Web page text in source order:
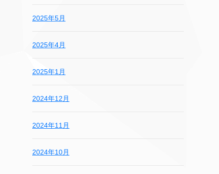
2025年5月
2025年4月
2025年1月
2024年12月
2024年11月
2024年10月